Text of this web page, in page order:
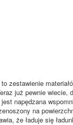
zestawienie
już pewnie
napędzana
na
że ładuje się